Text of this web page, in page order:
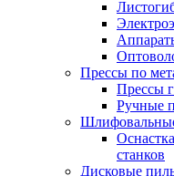
Прессы по
Прессы
Ручные
станков
Дисковые